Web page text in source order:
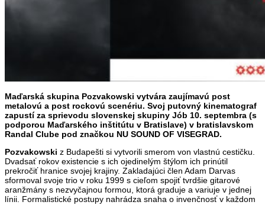
Maďarská skupina Pozvakowski vytvára zaujímavú post
metalovú a post rockovú scenériu. Svoj putovný kinematograf
zapustí za sprievodu slovenskej skupiny Jób 10. septembra (s
podporou Maďarského inštitútu v Bratislave) v bratislavskom
Randal Clube pod značkou NU SOUND OF VISEGRAD.
Pozvakowski z Budapešti si vytvorili smerom von vlastnú cestičku.
Dvadsať rokov existencie s ich ojedinelým štýlom ich prinútil
prekročiť hranice svojej krajiny. Zakladajúci člen Adam Darvas
sformoval svoje trio v roku 1999 s cieľom spojiť tvrdšie gitarové
aranžmány s nezvyčajnou formou, ktorá graduje a variuje v jednej
línii. Formalistické postupy nahrádza snaha o invenčnosť v každom